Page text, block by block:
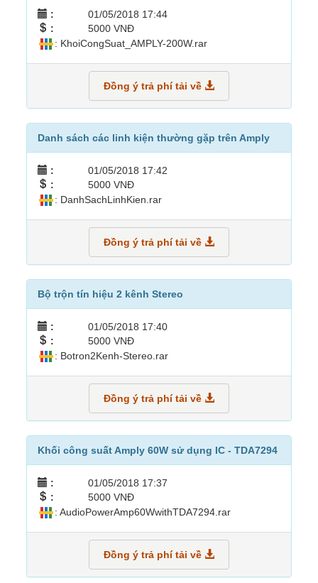
: 01/05/2018 17:44
: 5000 VNĐ
: KhoiCongSuat_AMPLY-200W.rar
Đồng ý trả phí tải về
Danh sách các linh kiện thường gặp trên Amply
: 01/05/2018 17:42
: 5000 VNĐ
: DanhSachLinhKien.rar
Đồng ý trả phí tải về
Bộ trộn tín hiệu 2 kênh Stereo
: 01/05/2018 17:40
: 5000 VNĐ
: Botron2Kenh-Stereo.rar
Đồng ý trả phí tải về
Khối công suất Amply 60W sử dụng IC - TDA7294
: 01/05/2018 17:37
: 5000 VNĐ
: AudioPowerAmp60WwithTDA7294.rar
Đồng ý trả phí tải về